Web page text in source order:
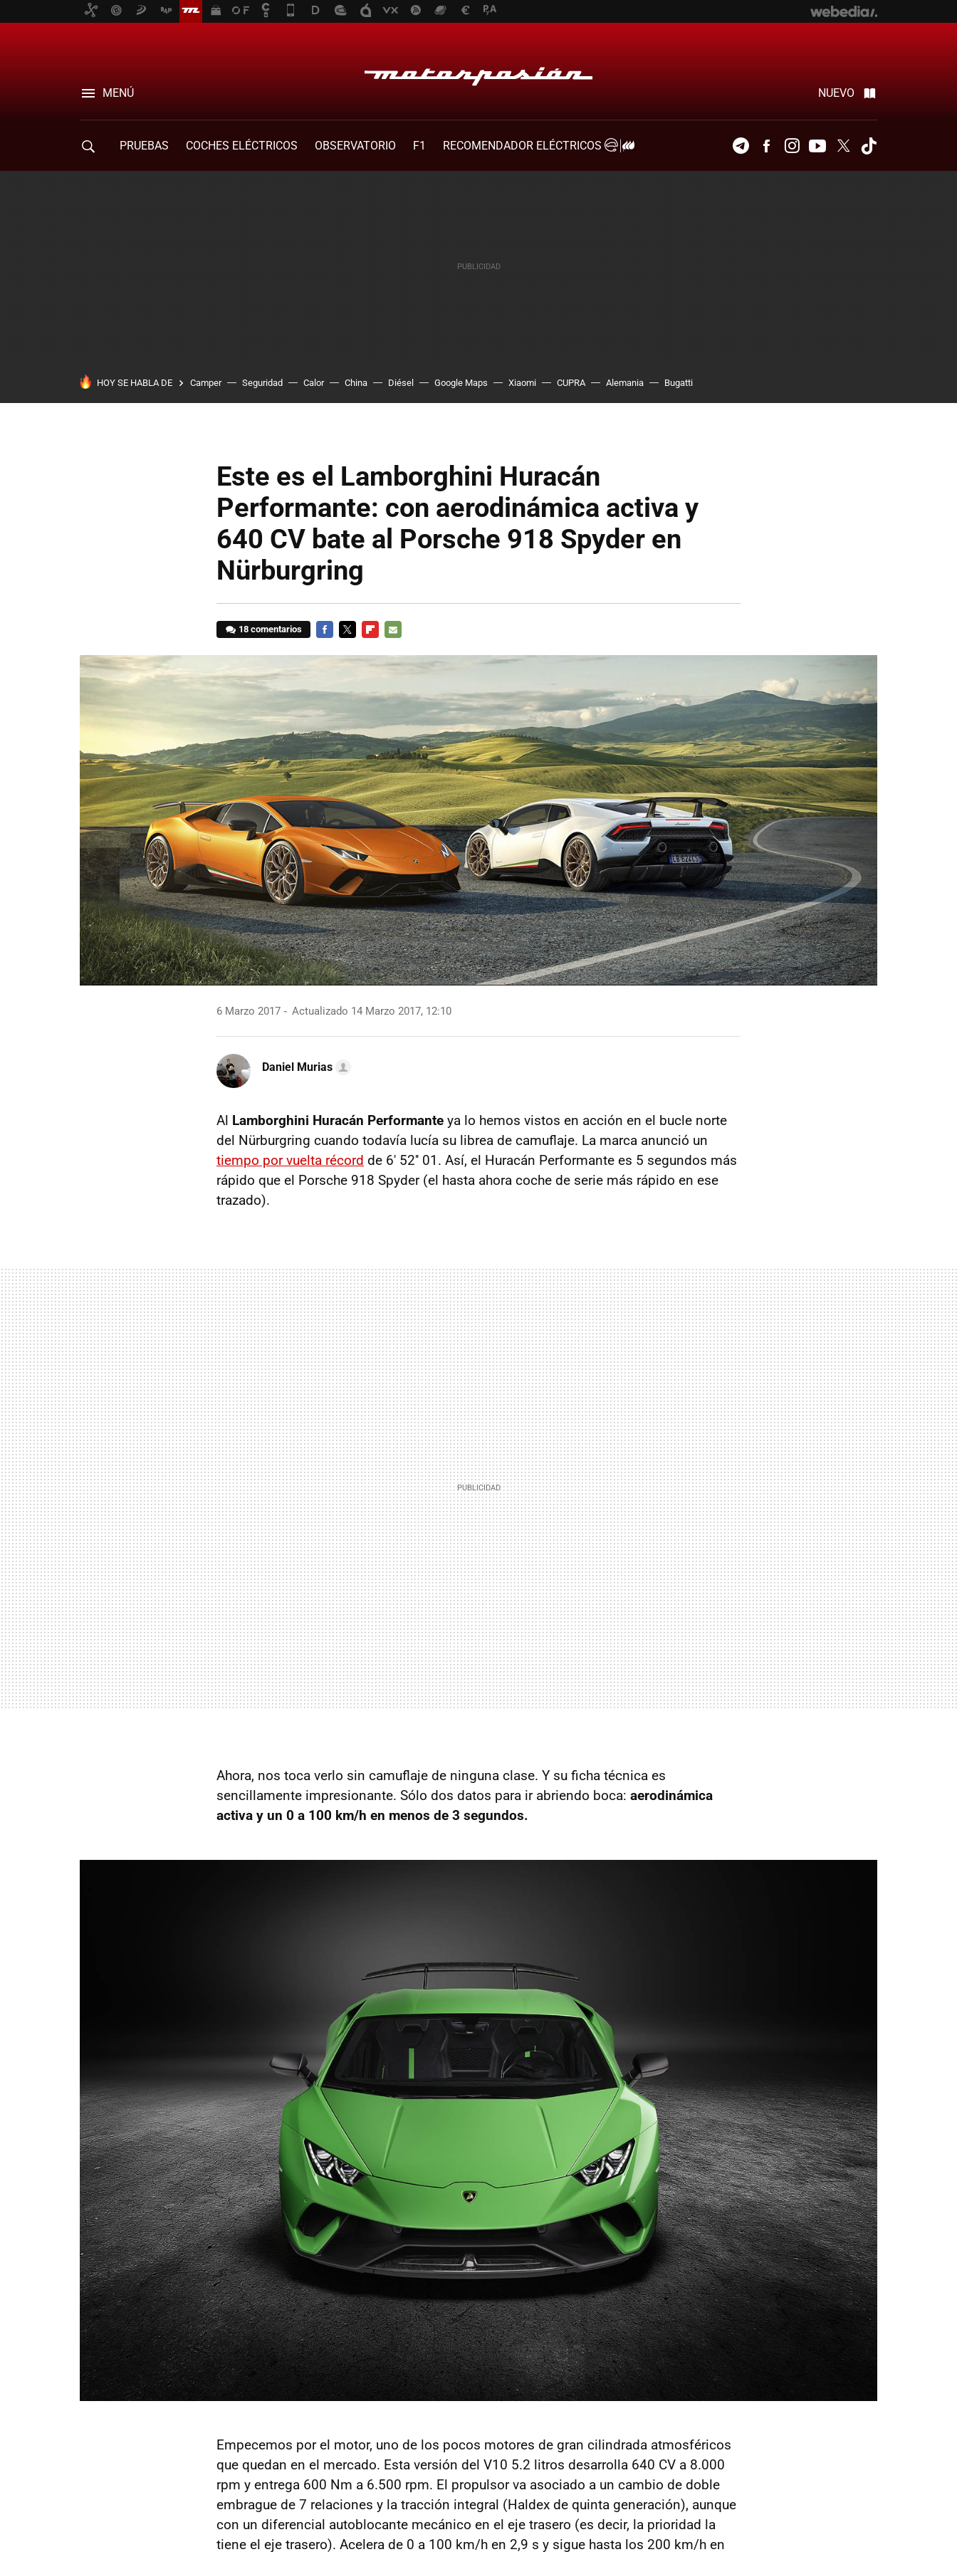
MENÚ NUEVO
PRUEBAS COCHES ELÉCTRICOS OBSERVATORIO F1
RECOMENDADOR ELÉCTRICOS
TelegramFacebookInstagramYoutubeTwitter
HOY SE HABLA DE Camper Seguridad Calor China Diésel Google Maps Xiaomi CUPRA Alemania Bugatti
Este es el Lamborghini Huracán
Performante: con aerodinámica activa y
640 CV bate al Porsche 918 Spyder en
Nürburgring
18 comentarios
MAIL
6 Marzo 2017 Actualizado 14 Marzo 2017, 12:10
Daniel Murias
Al Lamborghini Huracán Performante ya lo hemos vistos en acción en el bucle norte
del Nürburgring cuando todavía lucía su librea de camuflaje. La marca anunció un
tiempo por vuelta récord de 6' 52'' 01. Así, el Huracán Performante es 5 segundos más
rápido que el Porsche 918 Spyder (el hasta ahora coche de serie más rápido en ese
trazado).
Ahora, nos toca verlo sin camuflaje de ninguna clase. Y su ficha técnica es
sencillamente impresionante. Sólo dos datos para ir abriendo boca: aerodinámica
activa y un 0 a 100 km/h en menos de 3 segundos.
Empecemos por el motor, uno de los pocos motores de gran cilindrada atmosféricos
que quedan en el mercado. Esta versión del V10 5.2 litros desarrolla 640 CV a 8.000
rpm y entrega 600 Nm a 6.500 rpm. El propulsor va asociado a un cambio de doble
embrague de 7 relaciones y la tracción integral (Haldex de quinta generación), aunque
con un diferencial autoblocante mecánico en el eje trasero (es decir, la prioridad la
tiene el eje trasero). Acelera de 0 a 100 km/h en 2,9 s y sigue hasta los 200 km/h en